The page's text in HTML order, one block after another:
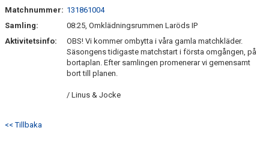
Matchnummer: 131861004
Samling:
08:25, Omklädningsrummen Laröds IP
Aktivitetsinfo:
OBS! Vi kommer ombytta i våra gamla matchkläder.
Säsongens tidigaste matchstart i första omgången, på
bortaplan. Efter samlingen promenerar vi gemensamt
bort till planen.
/ Linus & Jocke
<< Tillbaka